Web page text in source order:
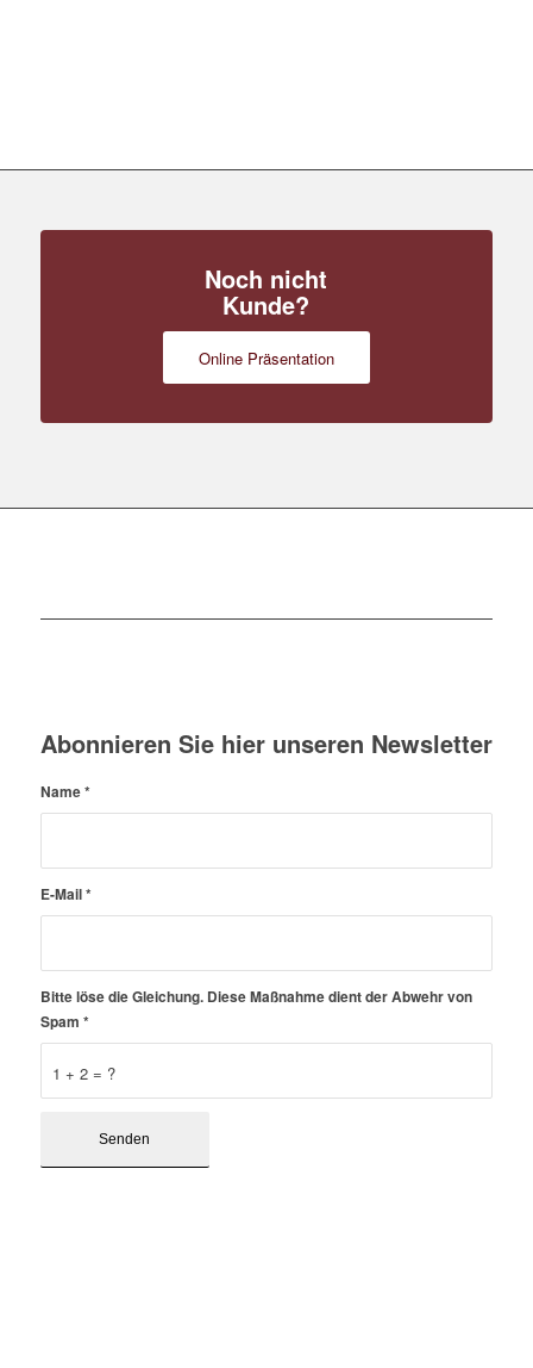
Noch nicht
Kunde?
Online Präsentation
Abonnieren Sie hier unseren Newsletter
Name*
E-Mail*
1 + 2 = ?
Bitte löse die Gleichung. Diese Maßnahme dient der Abwehr von
Spam *